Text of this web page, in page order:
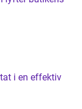
i en effektiv